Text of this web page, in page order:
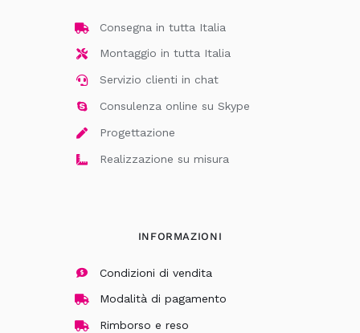
Consegna in tutta Italia
Montaggio in tutta Italia
Servizio clienti in chat
Consulenza online su Skype
Progettazione
Realizzazione su misura
INFORMAZIONI
Condizioni di vendita
Modalità di pagamento
Rimborso e reso